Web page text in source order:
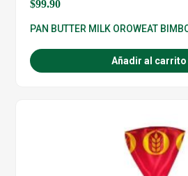
$99.90
PAN BUTTER MILK OROWEAT
Añadir al carrito